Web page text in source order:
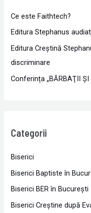
Ce este Faithtech?
Editura Stephanus
Editura Creștină
discriminare
Conferința „BĂRBAŢII ŞI
Categorii
Biserici
Biserici Baptiste în
Biserici BER în Bucureşti
Biserici Creştine după